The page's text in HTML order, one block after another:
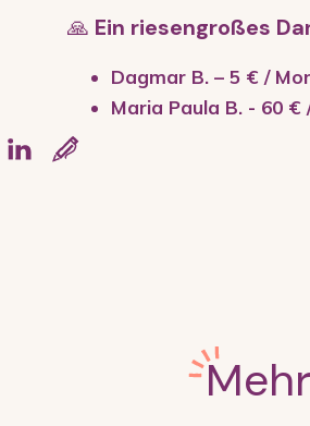
🙏 Ein riesengroßes
Dagmar B. – 5 € /
Maria Paula B. - 60 €